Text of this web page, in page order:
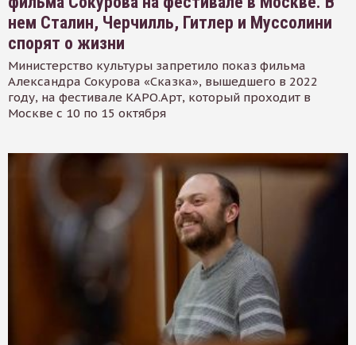
нем Сталин, Черчилль, Гитлер и Муссолини
спорят о жизни
Министерство культуры запретило показ фильма
Александра Сокурова «Сказка», вышедшего в 2022
году, на фестивале КАРО.Арт, который проходит в
Москве с 10 по 15 октября